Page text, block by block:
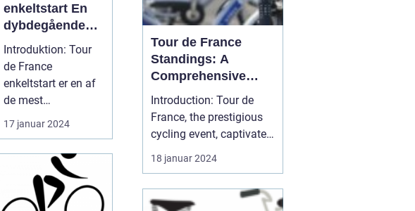
enkeltstart En
dybdegående
analyse af den
ultimative test af
rytteres
individuelle
Introduktion: Tour
de France
enkeltstart er en af
de mest
prestigefyldte
discipliner inden for
prof...
17 januar 2024
Tour de France
Standings: A
Comprehensive
Guide for Cycling
Enthusiasts
Introduction: Tour de
France, the prestigious
cycling event, captivates
sports enthusiasts
worldwide every year. As
challenging and iconic
18 januar 2024